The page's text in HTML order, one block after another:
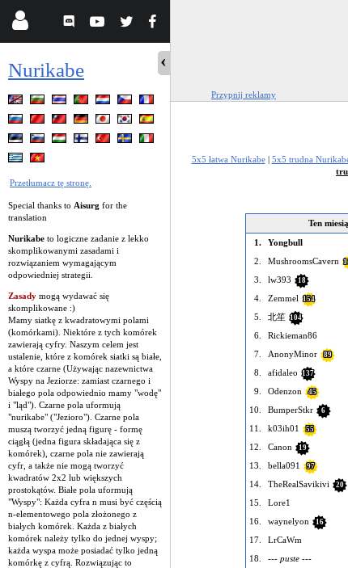
Nurikabe
Przetłumacz tę stronę.
Special thanks to Aisurg for the
translation
Nurikabe to logiczne zadanie z lekko
skomplikowanymi zasadami i
rozwiązaniem wymagającym
odpowiedniej strategii.
Zasady mogą wydawać się
skomplikowane :)
Mamy siatkę z kwadratowymi polami
(komórkami). Niektóre z tych komórek
zawierają cyfry. Naszym celem jest
ustalenie, które z komórek siatki są białe,
a które czarne (Używając nazewnictwa
Wyspy na Jeziorze: zamiast czarnego i
białego pola odpowiednio mamy "wodę"
i "ląd"). Czarne pola uformują
"nurikabe" ("Jezioro"). Czarne pola
muszą tworzyć jedną figurę - formę
ciągłą (jedna figura składająca się z
komórek), czarne pola nie zawierają
cyfr, a także nie mogą tworzyć
kwadratów 2x2 lub większych
prostokątów. Białe pola uformują
"Wyspy": Każda cyfra n musi być częścią
n-elementowego pola złożonego z
białych komórek. Każda z białych
komórek należy tylko do jednej wyspy;
każda wyspa może posiadać tylko jedną
komórkę z cyfrą. Rozwiązując to
Przypnij reklamy
5x5 łatwa Nurikabe| 5x5 trudna
Ten
1.
Yongbull
2.
MushroomsCavern
3.
lw393 18
4.
Zemmel 154
5.
北笙 104
6.
Rickieman86
7.
AnonyMinor 89
8.
afidaleo 137
9.
Odenzon 45
10.
BumperStkr 6
11.
k03ih01 55
12.
Canon 19
13.
bella091 97
14.
TheRealSavikivi 20
15.
Lore1
16.
waynelyon 16
17.
LrCaWm
18.
--- puste ---